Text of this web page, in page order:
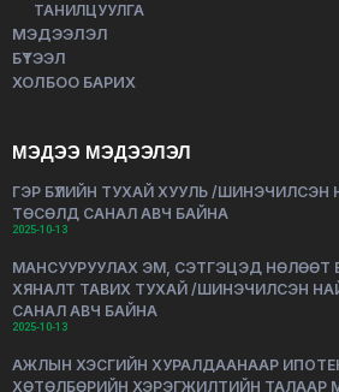
ТАНИЛЦУУЛГА
МЭДЭЭЛЭЛ
БҮТЭЭЛ
ХОЛБОО БАРИХ
МЭДЭЭ МЭДЭЭЛЭЛ
ГЭР БҮЛИЙН ТУХАЙ ХУУЛЬ /ШИНЭЧИЛСЭН
ТӨСӨЛД САНАЛ АВЧ БАЙНА
2025-10-13
МАНСУУРУУЛАХ ЭМ, СЭТГЭЦЭД
ХЯНАЛТ ТАВИХ ТУХАЙ /ШИНЭЧИЛСЭН
САНАЛ АВЧ БАЙНА
2025-10-13
АЖЛЫН ХЭСГИЙН ХУРАЛДААНААР
ХӨТӨЛБӨРИЙН ХЭРЭГЖИЛТИЙН